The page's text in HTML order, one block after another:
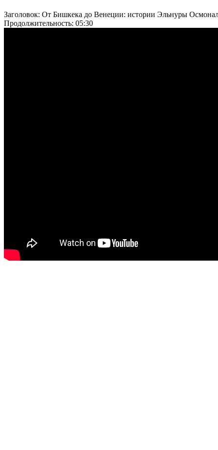
Заголовок: От Бишкека до Венеции: истории Эльнуры
Продолжительность: 05:30